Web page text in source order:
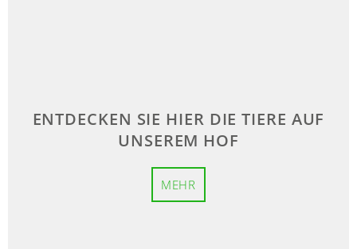
ENTDECKEN SIE HIER DIE TIERE AUF
UNSEREM HOF
MEHR